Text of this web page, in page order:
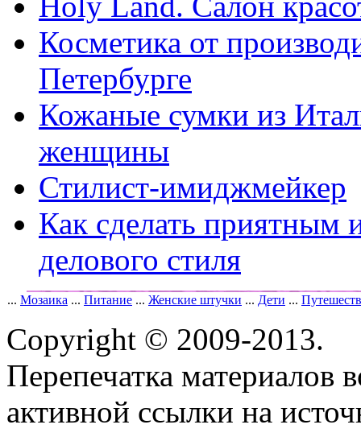
Косметика от
Петербурге
Кожаные сумки из
женщины
Стилист-имиджмейкер
Как сделать приятным
делового стиля
... Мозаика ... Питание ... Женские штучки ... Дети ...
Copyright © 2009-2013.
Перепечатка материалов
активной ссылки на